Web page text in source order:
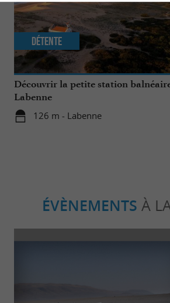
Découvrir la petite station
Labenne
126 m - Labenne
Détente
ÉVÈNEMENTS À